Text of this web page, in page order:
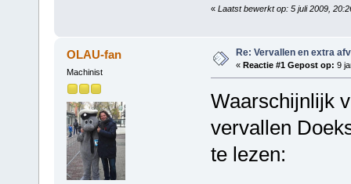
« Laatst bewerkt op: 5 juli 2009,
OLAU-fan
Machinist
Re: Vervallen en extra
« Reactie #1 Gepost op: 9
Waarschijnlijk
vervallen
te lezen: